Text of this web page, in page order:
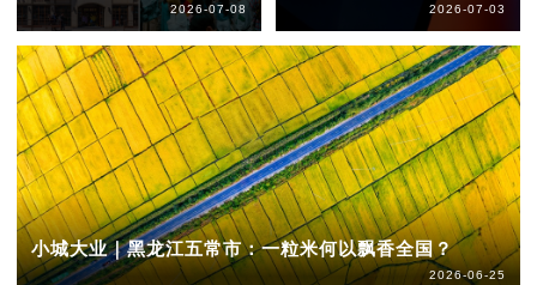
2026-07-08 2026-07-03
小城大业｜黑龙江五常市：一粒米何以飘香全国？
2026-06-25